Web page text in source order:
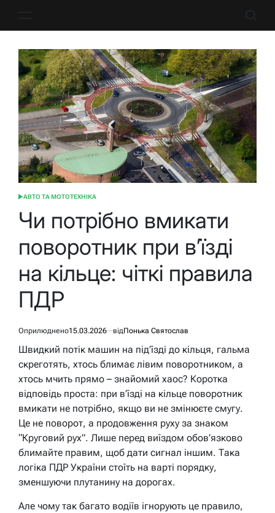
ОПУБЛІКУВАТИ
АВТО ТА МОТОТЕХНІКА
Чи потрібно вмикати
поворотник при в’їзді
на кільце: чіткі правила
ПДР
Оприлюднено15.03.2026 відПонька Святослав
Швидкий потік машин на під’їзді до кільця, гальма
скреготять, хтось блимає лівим поворотником, а
хтось мчить прямо – знайомий хаос? Коротка
відповідь проста: при в’їзді на кільце поворотник
вмикати не потрібно, якщо ви не змінюєте смугу.
Це не поворот, а продовження руху за знаком
“Круговий рух”. Лише перед виїздом обов’язково
блимайте правим, щоб дати сигнал іншим. Така
логіка ПДР України стоїть на варті порядку,
зменшуючи плутанину на дорогах.
Але чому так багато водіїв ігнорують це правило,